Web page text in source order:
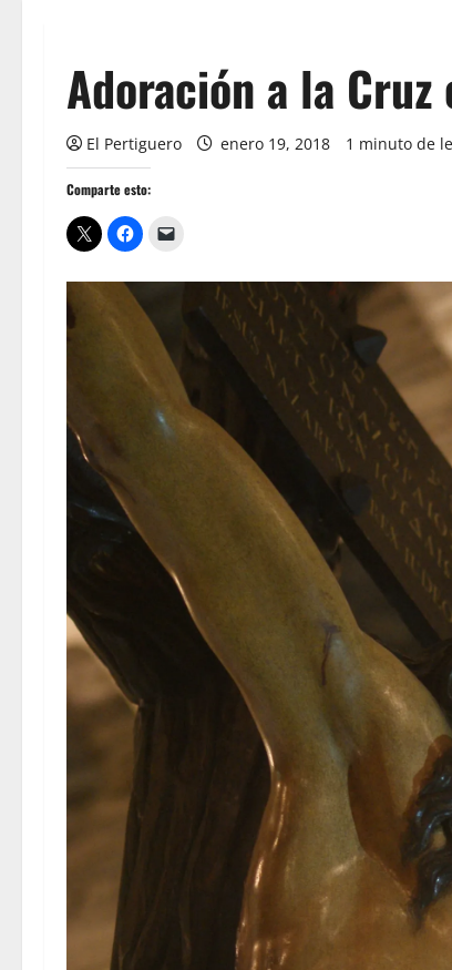
Adoración a la Cruz
El Pertiguero enero 19, 2018 1 minuto de
Comparte esto: